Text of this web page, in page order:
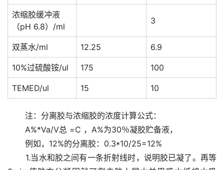
浓缩胶缓冲液
（pH 6.8）/ml
3
双蒸水/ml 12.25 6.9
10%过硫酸铵/ul 175 100
TEMED/ul 15 10
注：分离胶与浓缩胶的浓度计算公式：
A%*Va/V总 =C ，A%为30％凝胶贮备液，
例如，12%的分离胶：0.3*10/25=12%
1.当水和胶之间有一条折射线时，说明胶已凝了。再等